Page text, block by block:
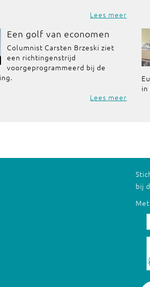
Lees meer
Een golf van economen
Columnist Carsten Brzeski ziet
een richtingenstrijd
voorgeprogrammeerd bij de
Lees meer
in
bij